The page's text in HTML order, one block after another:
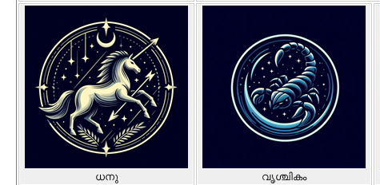
ധനു വൃശ്ചികം